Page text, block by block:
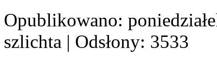
Opublikowano:
szlichta | Odsłony: 3533